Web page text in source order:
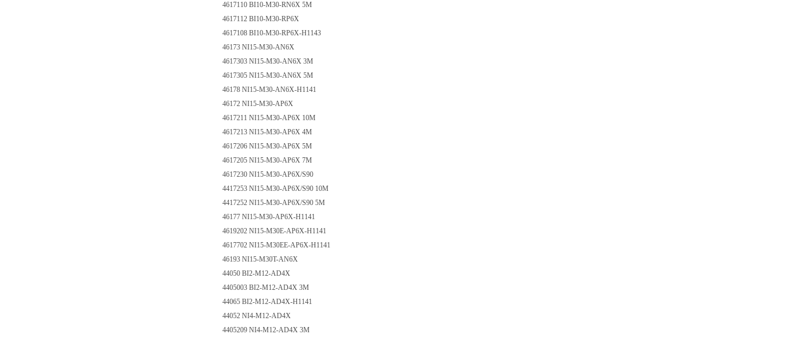
4617110 BI10-M30-RN6X 5M
4617112 BI10-M30-RP6X
4617108 BI10-M30-RP6X-H1143
46173 NI15-M30-AN6X
4617303 NI15-M30-AN6X 3M
4617305 NI15-M30-AN6X 5M
46178 NI15-M30-AN6X-H1141
46172 NI15-M30-AP6X
4617211 NI15-M30-AP6X 10M
4617213 NI15-M30-AP6X 4M
4617206 NI15-M30-AP6X 5M
4617205 NI15-M30-AP6X 7M
4617230 NI15-M30-AP6X/S90
4417253 NI15-M30-AP6X/S90 10M
4417252 NI15-M30-AP6X/S90 5M
46177 NI15-M30-AP6X-H1141
4619202 NI15-M30E-AP6X-H1141
4617702 NI15-M30EE-AP6X-H1141
46193 NI15-M30T-AN6X
44050 BI2-M12-AD4X
4405003 BI2-M12-AD4X 3M
44065 BI2-M12-AD4X-H1141
44052 NI4-M12-AD4X
4405209 NI4-M12-AD4X 3M